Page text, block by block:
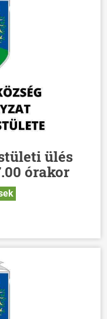
ülés
órakor